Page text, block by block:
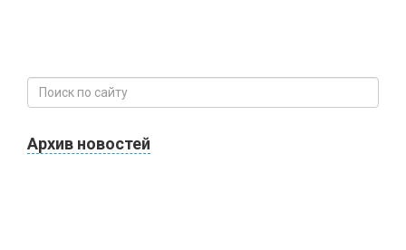
Архив новостей